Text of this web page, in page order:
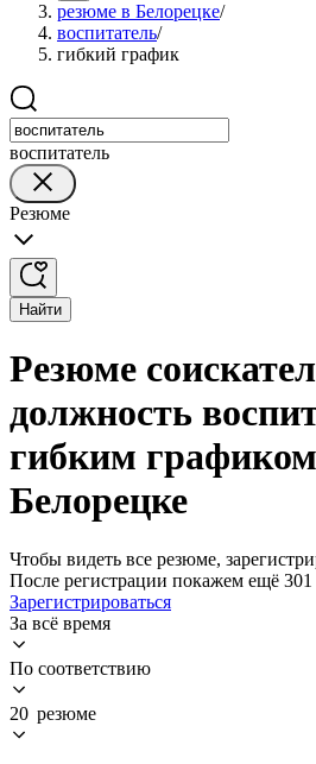
резюме в Белорецке/
воспитатель/
гибкий график
воспитатель
Резюме
Найти
Резюме
должность
гибким
Белорецке
Чтобы видеть все резюме,
После регистрации покажем ещё
Зарегистрироваться
За всё время
По соответствию
20 резюме